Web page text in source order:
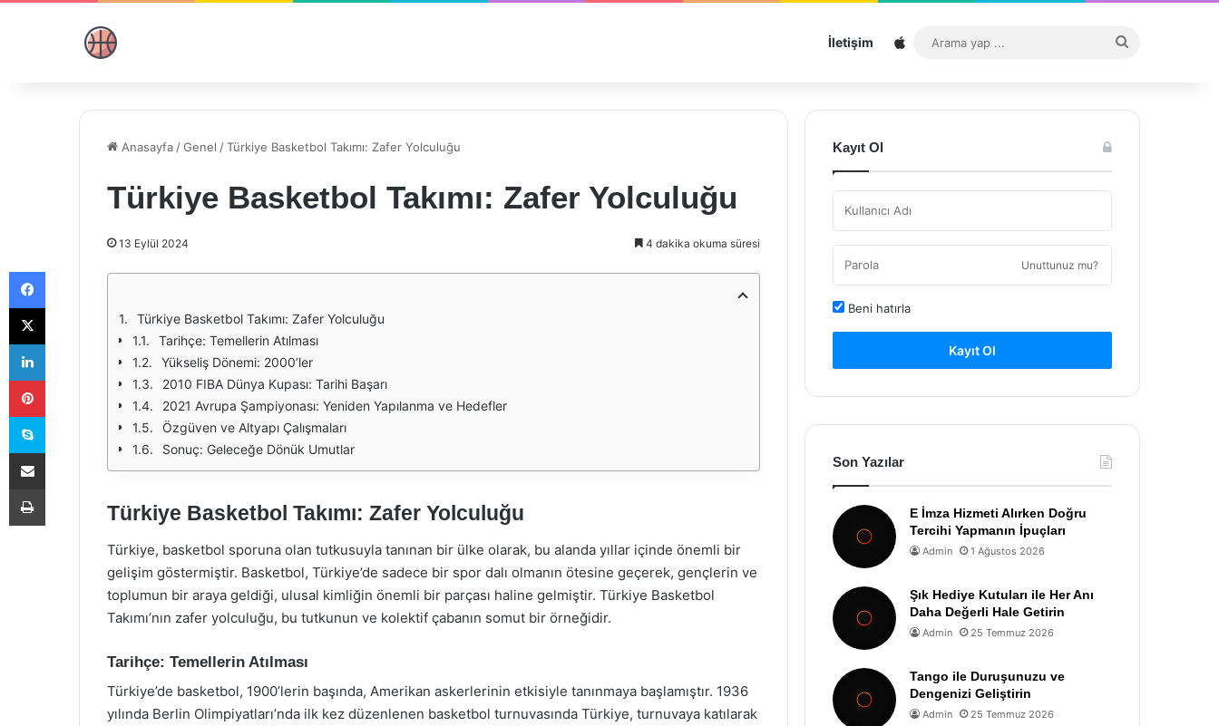
İletişim Sitemap
...
Anasayfa /Genel /Türkiye Basketbol Takımı: Zafer Yolculuğu
Türkiye Basketbol Takımı: Zafer Yolculuğu
13 Eylül 2024 4 dakika okuma süresi
Türkiye Basketbol Takımı: Zafer Yolculuğu
Tarihçe: Temellerin Atılması
Yükseliş Dönemi: 2000’ler
2010 FIBA Dünya Kupası: Tarihi Başarı
2021 Avrupa Şampiyonası: Yeniden Yapılanma ve Hedefler
Özgüven ve Altyapı Çalışmaları
Sonuç: Geleceğe Dönük Umutlar
Türkiye Basketbol Takımı: Zafer Yolculuğu
Türkiye, basketbol sporuna olan tutkusuyla tanınan bir ülke olarak, bu alanda yıllar içinde önemli bir
gelişim göstermiştir. Basketbol, Türkiye’de sadece bir spor dalı olmanın ötesine geçerek, gençlerin ve
toplumun bir araya geldiği, ulusal kimliğin önemli bir parçası haline gelmiştir. Türkiye Basketbol
Takımı’nın zafer yolculuğu, bu tutkunun ve kolektif çabanın somut bir örneğidir.
Tarihçe: Temellerin Atılması
Türkiye’de basketbol, 1900’lerin başında, Amerikan askerlerinin etkisiyle tanınmaya başlamıştır. 1936
yılında Berlin Olimpiyatları’nda ilk kez düzenlenen basketbol turnuvasında Türkiye, turnuvaya katılarak
Kayıt Ol
Unuttunuz mu?
Beni hatırla
Kayıt Ol
Son Yazılar
E İmza Hizmeti Alırken Doğru
Tercihi Yapmanın İpuçları
Admin 1 Ağustos 2026
Şık Hediye Kutuları ile Her Anı
Daha Değerli Hale Getirin
Admin 25 Temmuz 2026
Tango ile Duruşunuzu ve
Dengenizi Geliştirin
Admin 25 Temmuz 2026
Facebook
X
LinkedIn
Pinterest
Skype
E-Posta ile paylaş